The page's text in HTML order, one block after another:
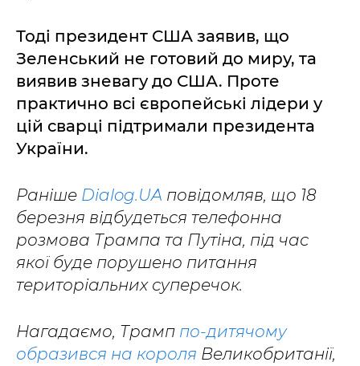
Тоді президент США заявив, що
Зеленський не готовий до миру, та
виявив зневагу до США. Проте
практично всі європейські лідери у
цій сварці підтримали президента
України.
Раніше Dialog.UA повідомляв, що 18
березня відбудеться телефонна
розмова Трампа та Путіна, під час
якої буде порушено питання
територіальних суперечок.
Нагадаємо, Трамп по-дитячому
образився на короля Великобританії,